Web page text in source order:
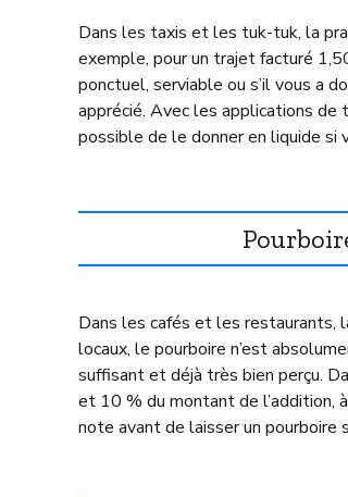
Dans les taxis et les tuk-tuk, la
exemple, pour un trajet facturé
ponctuel, serviable ou s’il vous a
apprécié. Avec les applications de
possible de le donner en liquide si
Dans les cafés et les restaurants,
locaux, le pourboire n’est
suffisant et déjà très bien perçu.
et 10 % du montant de l’addition,
note avant de laisser un pourboire